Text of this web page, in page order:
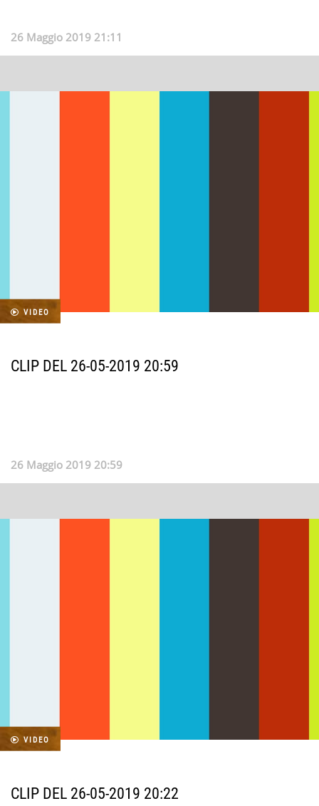
26 Maggio 2019 21:11
VIDEO
CLIP DEL 26-05-2019 20:59
26 Maggio 2019 20:59
VIDEO
CLIP DEL 26-05-2019 20:22